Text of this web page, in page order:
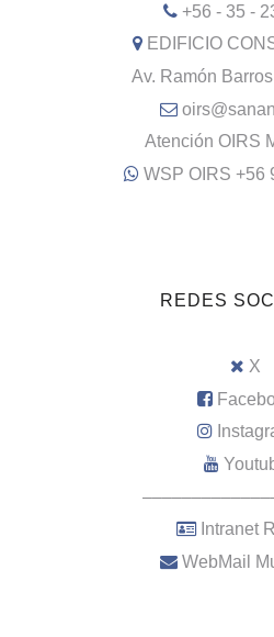
+56 - 35 -
EDIFICIO
Av. Ramón
Atención OIRS
WSP OIRS +56
REDES
X
Intranet
WebMail